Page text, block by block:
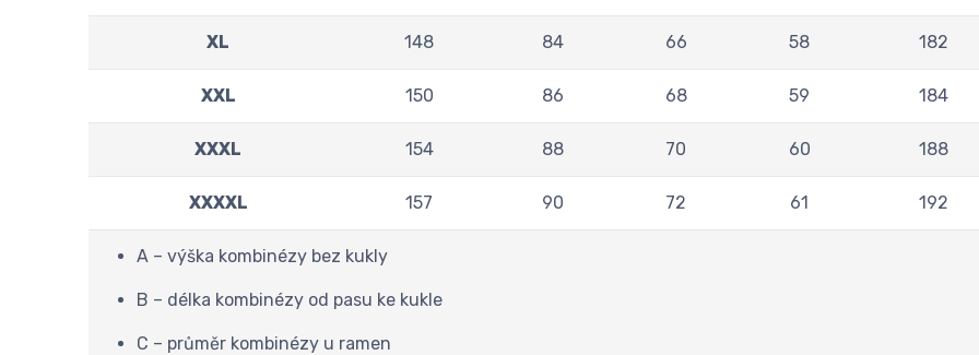
XL 148 84 66 58 182
XXL 150 86 68 59 184
XXXL 154 88 70 60 188
XXXXL 157 90 72 61 192
A – výška kombinézy bez kukly
B – délka kombinézy od pasu ke kukle
C – průměr kombinézy u ramen